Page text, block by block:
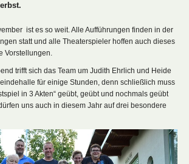
ist es so weit. Alle Aufführungen finden in der
statt und alle Theaterspieler hoffen auch dieses
Vorstellungen.
trifft sich das Team um Judith Ehrlich und Heide
für einige Stunden, denn schließlich muss
in 3 Akten“ geübt, geübt und nochmals geübt
uns auch in diesem Jahr auf drei besondere